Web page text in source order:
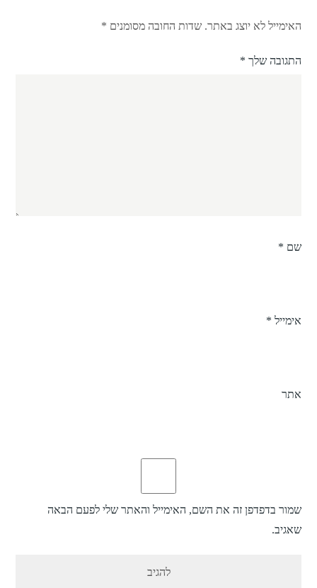
האימייל לא יוצג באתר. שדות החובה מסומנים *
התגובה שלך *
שם *
אימייל *
אתר
שמור בדפדפן זה את השם, האימייל והאתר שלי לפעם הבאה
שאגיב.